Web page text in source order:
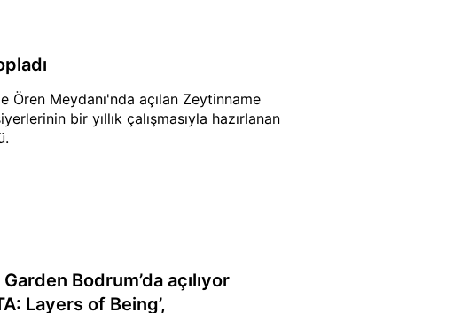
Ören Meydanı'nda açılan Zeytinname
bir yıllık çalışmasıyla hazırlanan
Bodrum’da açılıyor
Layers of Being’,